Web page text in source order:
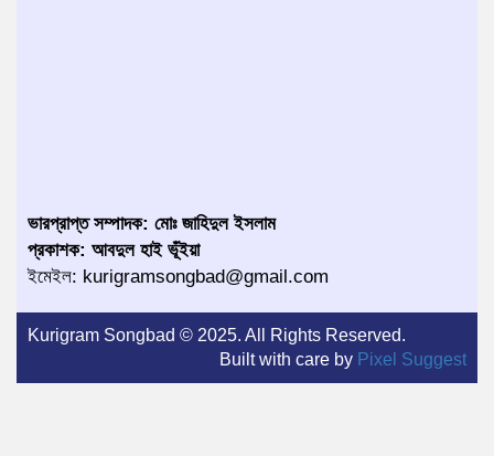
ভারপ্রাপ্ত সম্পাদক: মোঃ জাহিদুল ইসলাম
প্রকাশক: আবদুল হাই ভূঁইয়া
ইমেইল: kurigramsongbad@gmail.com
Kurigram Songbad © 2025. All Rights Reserved.
Built with care by Pixel Suggest